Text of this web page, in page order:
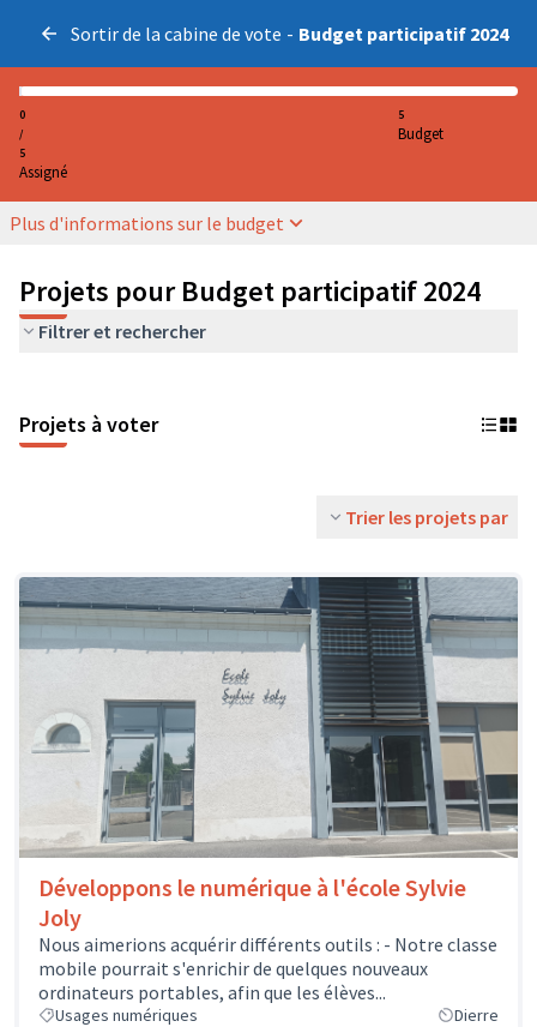
Sortir de la cabine de vote - Budget participatif 2024
0
/
5
Assigné
5
Budget
Plus d'informations sur le budget
Projets pour Budget participatif 2024
Filtrer et rechercher
Projets à voter
Trier les projets par
Développons le numérique à l'école Sylvie
Joly
Nous aimerions acquérir différents outils : - Notre classe
mobile pourrait s'enrichir de quelques nouveaux
ordinateurs portables, afin que les élèves...
Usages numériques Dierre